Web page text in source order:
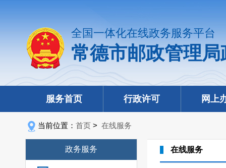
全国一体化在线政务服务平台
常德市邮政管理
服务首页 行政许可 网上
当前位置： 首页 > 在线服务
政务服务 在线服务